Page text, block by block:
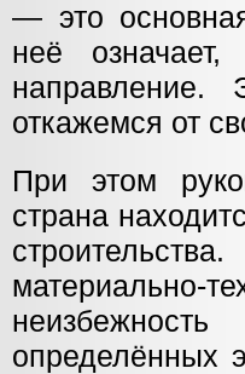
— это
неё
откажемся от
При этом
страна
материально-
определённых